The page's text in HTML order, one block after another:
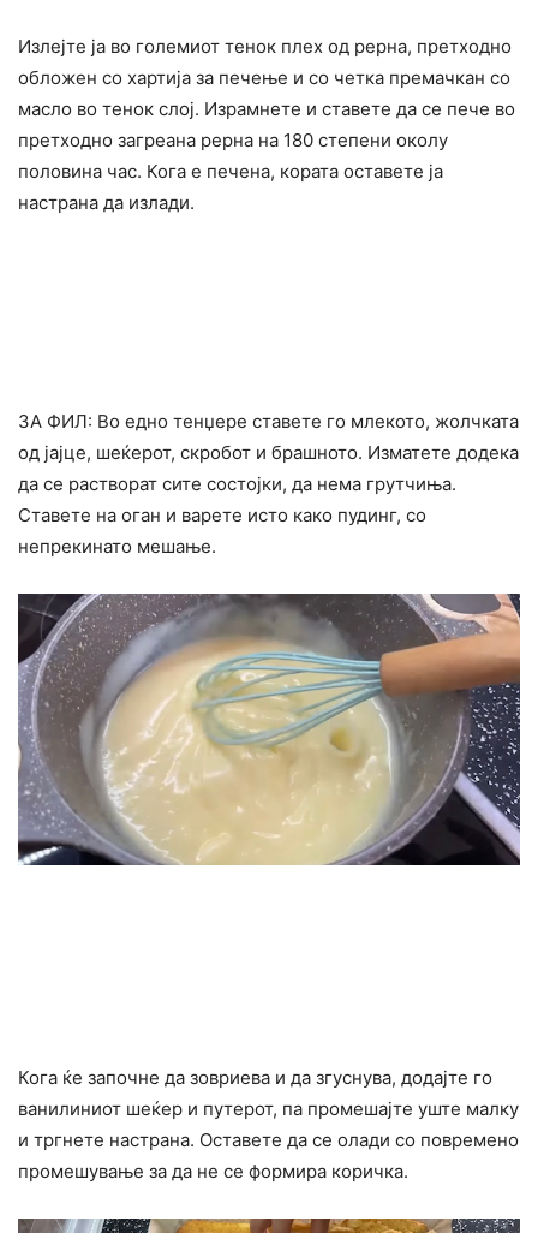
Излејте ја во големиот тенок плех од рерна, претходно
обложен со хартија за печење и со четка премачкан со
масло во тенок слој. Израмнете и ставете да се пече во
претходно загреана рерна на 180 степени околу
половина час. Кога е печена, кората оставете ја
настрана да излади.
ЗА ФИЛ: Во едно тенџере ставете го млекото, жолчката
од јајце, шеќерот, скробот и брашното. Изматете додека
да се растворат сите состојки, да нема грутчиња.
Ставете на оган и варете исто како пудинг, со
непрекинато мешање.
Кога ќе започне да зовриева и да згуснува, додајте го
ванилиниот шеќер и путерот, па промешајте уште малку
и тргнете настрана. Оставете да се олади со повремено
промешување за да не се формира коричка.